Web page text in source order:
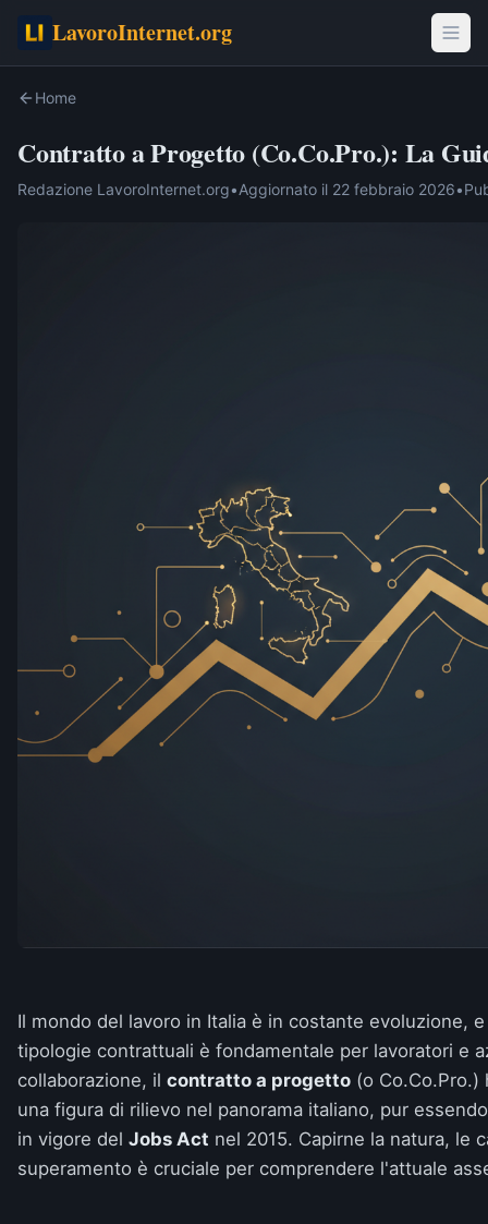
LavoroInternet.org
Home
Contratto a Progetto (Co.Co.Pro.): La
Redazione LavoroInternet.org•Aggiornato il 22 febbraio 2026•
Il mondo del lavoro in Italia è in costante evoluzione,
tipologie contrattuali è fondamentale per lavoratori e
collaborazione, il contratto a progetto (o Co.Co.Pro.)
una figura di rilievo nel panorama italiano, pur
in vigore del Jobs Act nel 2015. Capirne la natura, le
superamento è cruciale per comprendere l'attuale